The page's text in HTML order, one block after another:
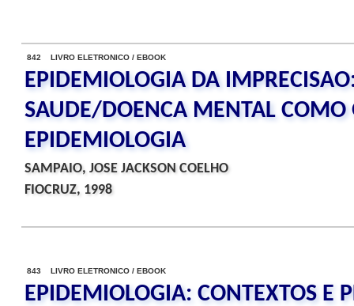
842 LIVRO ELETRONICO / EBOOK
EPIDEMIOLOGIA DA
SAUDE/DOENCA MENTAL COMO
EPIDEMIOLOGIA
SAMPAIO, JOSE JACKSON COELHO
FIOCRUZ, 1998
843 LIVRO ELETRONICO / EBOOK
EPIDEMIOLOGIA: CONTEXTOS E